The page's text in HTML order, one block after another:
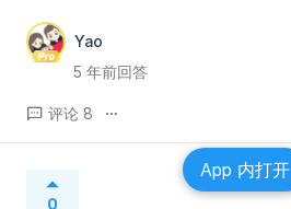
Yao
5 年前回答
评论 8
0
App 内打开